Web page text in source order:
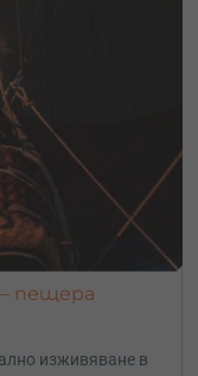
пещера
изживяване в